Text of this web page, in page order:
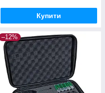
Купити
–12%